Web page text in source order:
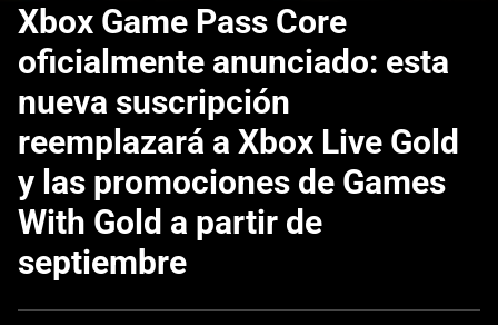
Xbox Game Pass Core
oficialmente anunciado: esta
nueva suscripción
reemplazará a Xbox Live Gold
y las promociones de Games
With Gold a partir de
septiembre